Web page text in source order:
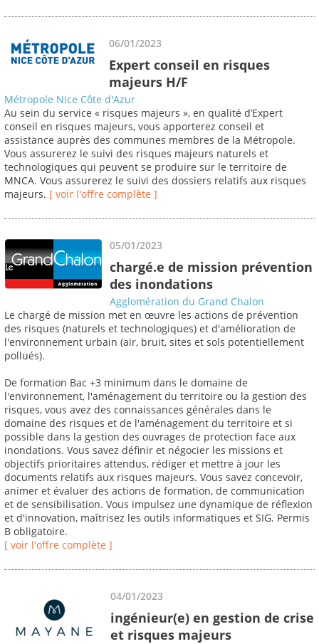
06/01/2023
Expert conseil en risques
majeurs H/F
Métropole Nice Côte d'Azur
Au sein du service « risques majeurs », en qualité d’Expert
conseil en risques majeurs, vous apporterez conseil et
assistance auprès des communes membres de la Métropole.
Vous assurerez le suivi des risques majeurs naturels et
technologiques qui peuvent se produire sur le territoire de
MNCA. Vous assurerez le suivi des dossiers relatifs aux risques
majeurs. [ voir l'offre complète ]
05/01/2023
chargé.e de mission prévention
des inondations
Agglomération du Grand Chalon
Le chargé de mission met en œuvre les actions de prévention
des risques (naturels et technologiques) et d'amélioration de
l'environnement urbain (air, bruit, sites et sols potentiellement
pollués).
De formation Bac +3 minimum dans le domaine de
l'environnement, l'aménagement du territoire ou la gestion des
risques, vous avez des connaissances générales dans le
domaine des risques et de l'aménagement du territoire et si
possible dans la gestion des ouvrages de protection face aux
inondations. Vous savez définir et négocier les missions et
objectifs prioritaires attendus, rédiger et mettre à jour les
documents relatifs aux risques majeurs. Vous savez concevoir,
animer et évaluer des actions de formation, de communication
et de sensibilisation. Vous impulsez une dynamique de réflexion
et d'innovation, maîtrisez les outils informatiques et SIG. Permis
B obligatoire.
[ voir l'offre complète ]
04/01/2023
ingénieur(e) en gestion de crise
et risques majeurs